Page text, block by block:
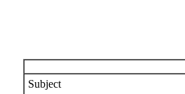
Subject